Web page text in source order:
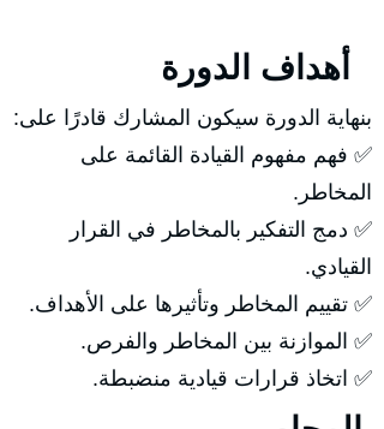
بنهاية الدورة سيكون المشارك قادرًا على:
✅ فهم مفهوم القيادة القائمة على
المخاطر.
✅ دمج التفكير بالمخاطر في القرار
القيادي.
✅ تقييم المخاطر وتأثيرها على الأهداف.
✅ الموازنة بين المخاطر والفرص.
✅ اتخاذ قرارات قيادية منضبطة.